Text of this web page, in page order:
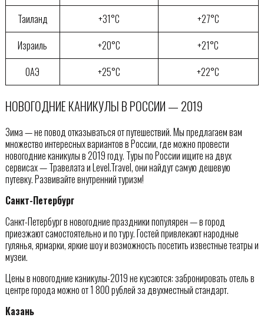
Таиланд
+31°C
+27°C
Израиль
+20°C
+21°C
ОАЭ
+25°C +22°C
НОВОГОДНИЕ КАНИКУЛЫ В РОССИИ — 2019
Зима — не повод отказываться от путешествий. Мы предлагаем вам
множество интересных вариантов в России, где можно провести
новогодние каникулы в 2019 году. Туры по России ищите на двух
сервисах — Травелата и Level.Travel, они найдут самую дешевую
путевку. Развивайте внутренний туризм!
Санкт-Петербург
Санкт-Петербург в новогодние праздники популярен — в город
приезжают самостоятельно и по туру. Гостей привлекают народные
гулянья, ярмарки, яркие шоу и возможность посетить известные театры и
музеи.
Цены в новогодние каникулы-2019 не кусаются: забронировать отель в
центре города можно от 1 800 рублей за двухместный стандарт.
Казань